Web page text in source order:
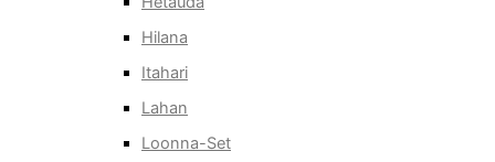
Hilana
Itahari
Lahan
Loonna-Set